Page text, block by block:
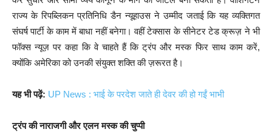
राज्य के रिपब्लिकन प्रतिनिधि डैन न्यूहाउस ने उम्मीद जताई कि यह व्यक्तिगत
संघर्ष पार्टी के काम में बाधा नहीं बनेगा। वहीं टेक्सास के सीनेटर टेड क्रूज़ ने भी
फॉक्स न्यूज़ पर कहा कि वे चाहते हैं कि ट्रंप और मस्क फिर साथ काम करें,
क्योंकि अमेरिका को उनकी संयुक्त शक्ति की ज़रूरत है।
यह भी पढ़ें: UP News : भाई के परदेश जाते ही देवर की हो गईं भाभी
ट्रंप की नाराजगी और एलन मस्क की चुप्पी